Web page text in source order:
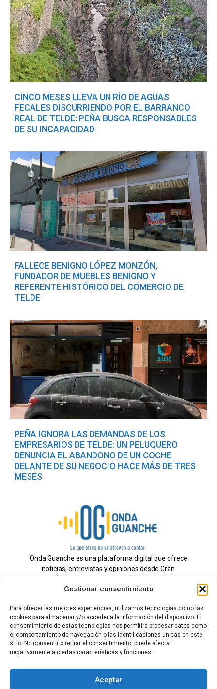
Gestionar consentimiento
Para ofrecer las mejores experiencias, utilizamos tecnologías como las
cookies para almacenar y/o acceder a la información del dispositivo. El
consentimiento de estas tecnologías nos permitirá procesar datos como
el comportamiento de navegación o las identificaciones únicas en este
sitio. No consentir o retirar el consentimiento, puede afectar
negativamente a ciertas características y funciones.
Aceptar
CINCO MESES LLEVA UN RÍO DE AGUAS
FECALES DISCURRIENDO POR EL BARRANCO
REAL DE TELDE: PEÑA BUSCA RESPONSABLES
DE SU INCAPACIDAD
FALLECE BENIGNO LÓPEZ MONZÓN,
FUNDADOR DE MUEBLES BENIGNO Y
REFERENTE HISTÓRICO DEL COMERCIO DE
TELDE
PEÑA IGNORA LAS DEMANDAS DE LOS
EMPRESARIOS DE TELDE: UN PELUQUERO
DENUNCIA EL ABANDONO DE UN COCHE
DELANTE DE SU NEGOCIO HACE MÁS DE TRES
MESES
Onda Guanche es una plataforma digital que ofrece
noticias, entrevistas y opiniones desde Gran
Canaria. Estamos comprometidos con brindar
información veraz y un periodismo independiente a
Todos los derechos reservados.
Radio
Contacto
Aviso Legal